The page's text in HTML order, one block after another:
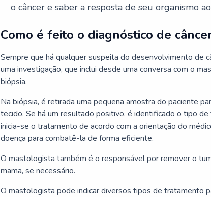
o câncer e saber a resposta de seu organismo
Como é feito o diagnóstico de
Sempre que há qualquer suspeita do desenvolvimento de
uma investigação, que inclui desde uma conversa com o
biópsia.
Na biópsia, é retirada uma pequena amostra do paciente
tecido. Se há um resultado positivo, é identificado o tipo
inicia-se o tratamento de acordo com a orientação do
doença para combatê-la de forma eficiente.
O mastologista também é o responsável por remover o
mama, se necessário.
O mastologista pode indicar diversos tipos de tratamento